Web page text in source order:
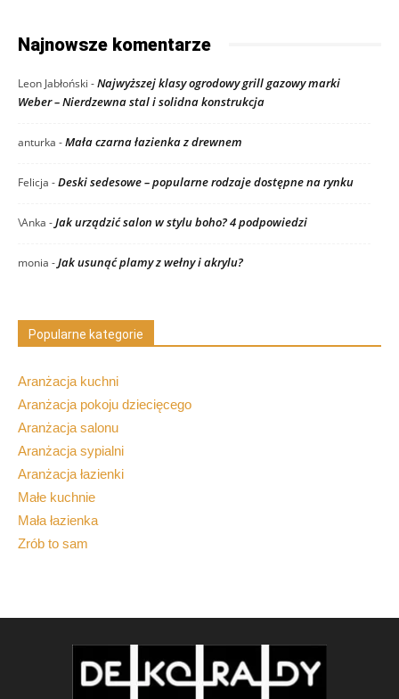
Najnowsze komentarze
Leon Jabłoński -Najwyższej klasy ogrodowy grill gazowy marki
Weber – Nierdzewna stal i solidna konstrukcja
anturka -Mała czarna łazienka z drewnem
Felicja -Deski sedesowe – popularne rodzaje dostępne na rynku
\Anka -Jak urządzić salon w stylu boho? 4 podpowiedzi
monia -Jak usunąć plamy z wełny i akrylu?
Popularne kategorie
Aranżacja kuchni
Aranżacja pokoju dziecięcego
Aranżacja salonu
Aranżacja sypialni
Aranżacja łazienki
Małe kuchnie
Mała łazienka
Zrób to sam